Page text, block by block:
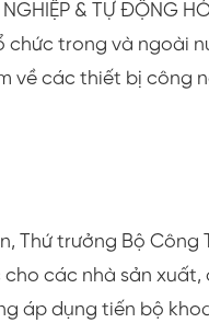
& TỰ ĐỘNG
chức trong và ngoài
về các thiết bị công
Thứ trưởng Bộ Công
các nhà sản xuất,
áp dụng tiến bộ